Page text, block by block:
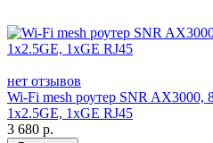
нет отзывов
Wi-Fi mesh роутер SNR AX3000,
1x2.5GE, 1xGE RJ45
3 680 р.